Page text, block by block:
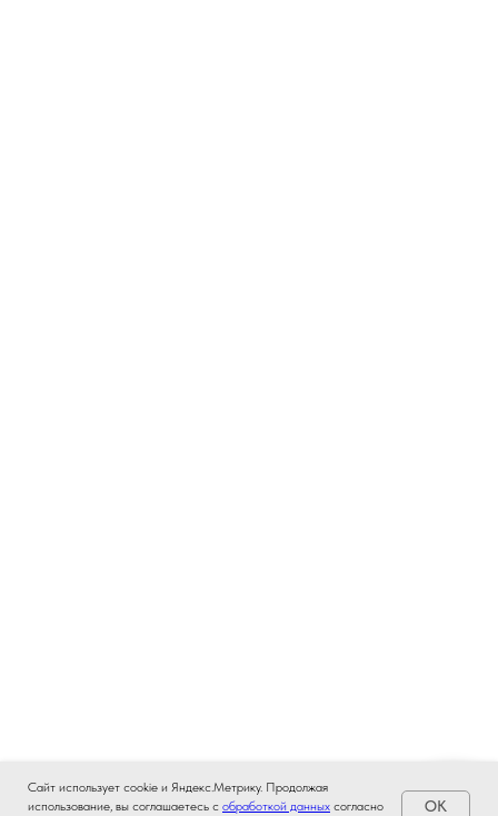
Сайт использует cookie и Яндекс.Метрику. Продолжая
использование, вы соглашаетесь с обработкой данных согласно
OK